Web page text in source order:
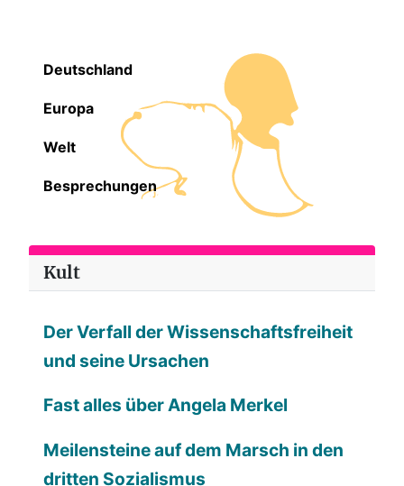
Deutschland
Europa
Welt
Besprechungen
Kult
Der Verfall der Wissenschaftsfreiheit
und seine Ursachen
Fast alles über Angela Merkel
Meilensteine auf dem Marsch in den
dritten Sozialismus